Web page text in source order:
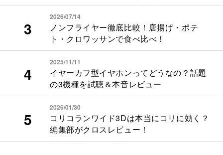
2026/07/14
ノンフライヤー徹底比較！唐揚げ・ポテ
ト・クロワッサンで食べ比べ！
2025/11/11
イヤーカフ型イヤホンってどうなの？話題
の3機種を試聴＆本音レビュー
2026/01/30
コリコランワイド3Dは本当にコリに効く？
編集部がクロスレビュー！